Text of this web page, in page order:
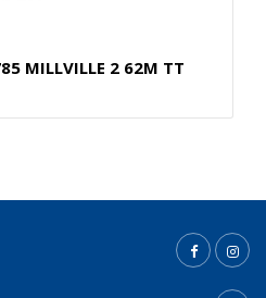
MILLVILLE 2 62M TT